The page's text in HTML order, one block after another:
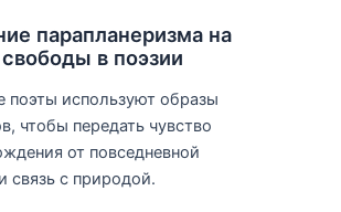
парапланеризма на
в поэзии
поэты используют образы
чтобы передать чувство
от повседневной
связь с природой.